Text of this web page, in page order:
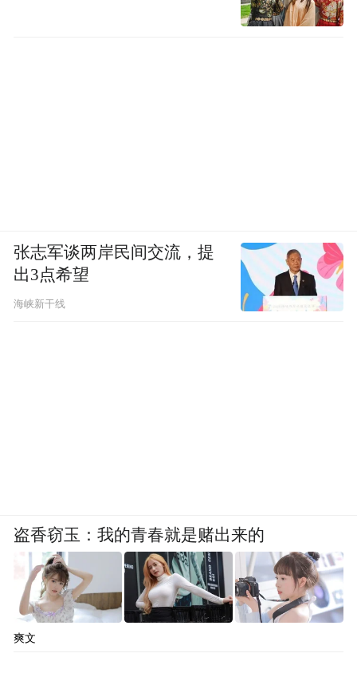
张志军谈两岸民间交流，提
出3点希望
海峡新干线
盗香窃玉：我的青春就是赌出来的
爽文